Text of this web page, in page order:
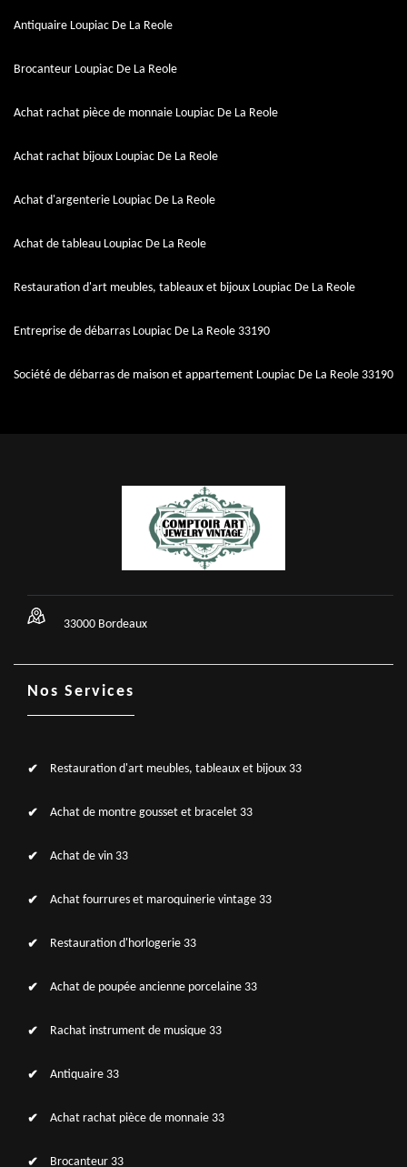
Antiquaire Loupiac De La Reole
Brocanteur Loupiac De La Reole
Achat rachat pièce de monnaie Loupiac De La Reole
Achat rachat bijoux Loupiac De La Reole
Achat d'argenterie Loupiac De La Reole
Achat de tableau Loupiac De La Reole
Restauration d'art meubles, tableaux et bijoux Loupiac De La Reole
Entreprise de débarras Loupiac De La Reole 33190
Société de débarras de maison et appartement Loupiac De La Reole 33190
33000 Bordeaux
Nos Services
Restauration d'art meubles, tableaux et bijoux 33
Achat de montre gousset et bracelet 33
Achat de vin 33
Achat fourrures et maroquinerie vintage 33
Restauration d'horlogerie 33
Achat de poupée ancienne porcelaine 33
Rachat instrument de musique 33
Antiquaire 33
Achat rachat pièce de monnaie 33
Brocanteur 33